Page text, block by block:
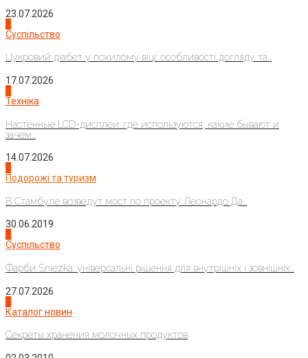
23.07.2026
Суспільство
Цукровий діабет у похилому віці: особливості догляду та...
17.07.2026
Техніка
Настенные LCD-дисплеи: где используются, какие бывают и
зачем...
14.07.2026
Подорожі та туризм
В Стамбуле возведут мост по проекту Леонардо Да...
30.06.2019
Суспільство
Фарби Sniezka: універсальні рішення для внутрішніх і зовнішніх...
27.07.2026
Каталог новин
Секреты хранения молочных продуктов